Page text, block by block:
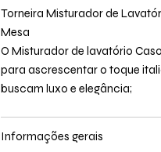
Torneira Misturador de
Mesa
O Misturador de lavatório
para ascrescentar o toque
buscam luxo e elegância;
Informações gerais